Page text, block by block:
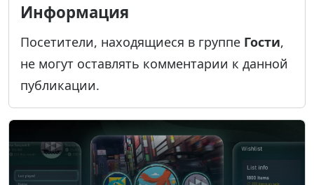
Информация
Посетители, находящиеся в группе Гости,
не могут оставлять комментарии к данной
публикации.